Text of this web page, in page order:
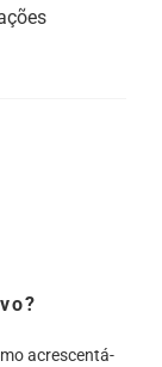
acrescentá-